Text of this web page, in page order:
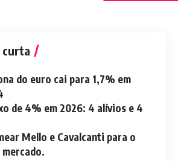
curta
do euro cai para 1,7% em
de 4% em 2026: 4 alívios e 4
Mello e Cavalcanti para o